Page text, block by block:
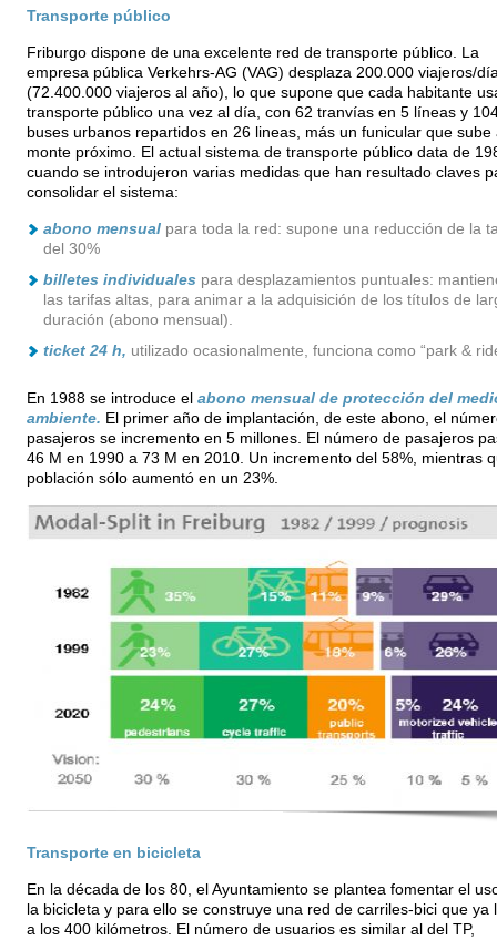
Transporte público
Friburgo dispone de una excelente red de transporte público. La
empresa pública Verkehrs-AG (VAG) desplaza 200.000 viajeros/
(72.400.000 viajeros al año), lo que supone que cada habitante
transporte público una vez al día, con 62 tranvías en 5 líneas y
buses urbanos repartidos en 26 lineas, más un funicular que sube
monte próximo. El actual sistema de transporte público data de
cuando se introdujeron varias medidas que han resultado claves
consolidar el sistema:
abono mensualpara toda la red: supone una reducción de la
del 30%
billetes individualespara desplazamientos puntuales:
las tarifas altas, para animar a la adquisición de los títulos de
duración (abono mensual).
ticket 24 h, utilizado ocasionalmente, funciona como “park &
En 1988 se introduce el abono mensual de protección del
ambiente. El primer año de implantación, de este abono, el
pasajeros se incremento en 5 millones. El número de pasajeros
46 M en 1990 a 73 M en 2010. Un incremento del 58%, mientras
población sólo aumentó en un 23%.
Transporte en bicicleta
En la década de los 80, el Ayuntamiento se plantea fomentar el
la bicicleta y para ello se construye una red de carriles-bici que ya
a los 400 kilómetros. El número de usuarios es similar al del TP,